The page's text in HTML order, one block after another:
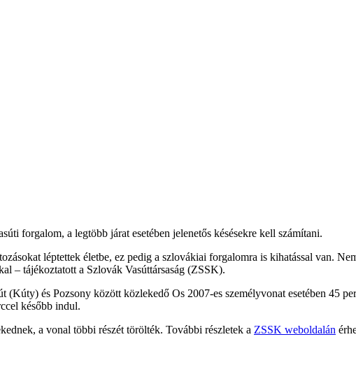
forgalom, a legtöbb járat esetében jelenetős késésekre kell számítani.
léptettek életbe, ez pedig a szlovákiai forgalomra is kihatással van.
– tájékoztatott a Szlovák Vasúttársaság (ZSSK).
és Pozsony között közlekedő Os 2007-es személyvonat esetében 45
később indul.
a vonal többi részét törölték. További részletek a ZSSK weboldalán